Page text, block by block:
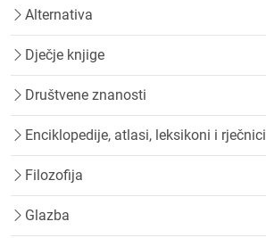
Alternativa
Dječje knjige
Društvene znanosti
Enciklopedije, atlasi, leksikoni i rječnici
Filozofija
Glazba